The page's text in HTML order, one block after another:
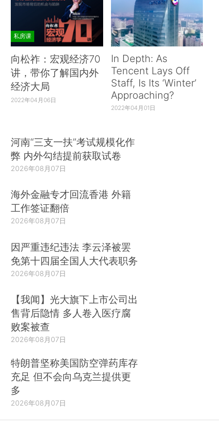
私房课
向松祚：宏观经济70
讲，带你了解国内外
经济大局
2022年04月06日
In Depth: As
Tencent Lays Off
Staff, Is Its ‘Winter’
Approaching?
2022年04月01日
河南“三支一扶”考试规模化作
弊 内外勾结提前获取试卷
2026年08月07日
海外金融专才回流香港 外籍
工作签证翻倍
2026年08月07日
因严重违纪违法 李云泽被罢
免第十四届全国人大代表职务
2026年08月07日
【我闻】光大旗下上市公司出
售背后隐情 多人卷入医疗腐
败案被查
2026年08月07日
特朗普坚称美国防空弹药库存
充足 但不会向乌克兰提供更
多
2026年08月07日